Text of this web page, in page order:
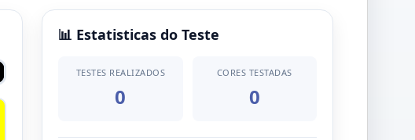
📊 Estatisticas do Teste
TESTES REALIZADOS
0
CORES TESTADAS
0